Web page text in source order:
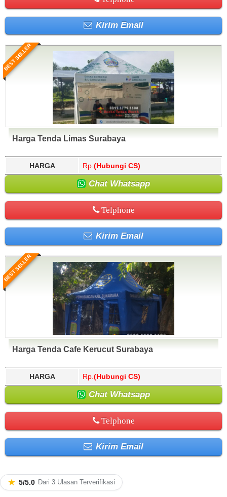
Kirim Email
BEST SELLER
Harga Tenda Limas Surabaya
HARGA Rp. (Hubungi CS)
Chat Whatsapp
Telphone
Kirim Email
BEST SELLER
Harga Tenda Cafe Kerucut Surabaya
HARGA Rp. (Hubungi CS)
Chat Whatsapp
Telphone
Kirim Email
★ 5/5.0 Dari 3 Ulasan Terverifikasi